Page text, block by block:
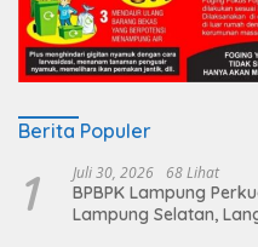
Berita Populer
1 Juli 30, 2026 68 Lihat
BPBPK Lampung
Lampung Selatan,